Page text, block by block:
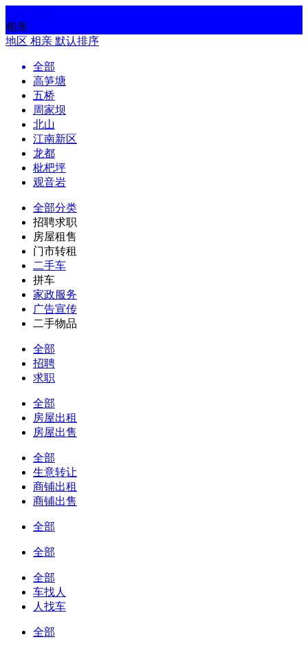
相亲
地区 相亲 默认排序
全部
高笋塘
五桥
周家坝
北山
江南新区
龙都
枇杷坪
观音岩
全部分类
招聘求职
房屋租售
门市转租
二手车
拼车
家政服务
广告宣传
二手物品
全部
招聘
求职
全部
房屋出租
房屋出售
全部
生意转让
商铺出租
商铺出售
全部
全部
全部
车找人
人找车
全部